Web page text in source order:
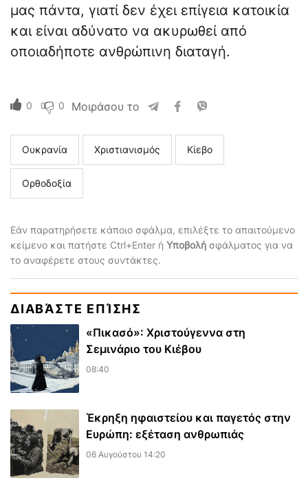
μας πάντα, γιατί δεν έχει επίγεια κατοικία
και είναι αδύνατο να ακυρωθεί από
οποιαδήποτε ανθρώπινη διαταγή.
0 0 Μοιράσου το
Ουκρανία Χριστιανισμός Κίεβο
Ορθοδοξία
Εάν παρατηρήσετε κάποιο σφάλμα, επιλέξτε το απαιτούμενο
κείμενο και πατήστε Ctrl+Enter ή Υποβολή σφάλματος για να
το αναφέρετε στους συντάκτες.
ΔΙΑΒΆΣΤΕ ΕΠΊΣΗΣ
«Πικασό»: Χριστούγεννα στη
Σεμινάριο του Κιέβου
08:40
Έκρηξη ηφαιστείου και παγετός στην
Ευρώπη: εξέταση ανθρωπιάς
06 Αυγούστου 14:20